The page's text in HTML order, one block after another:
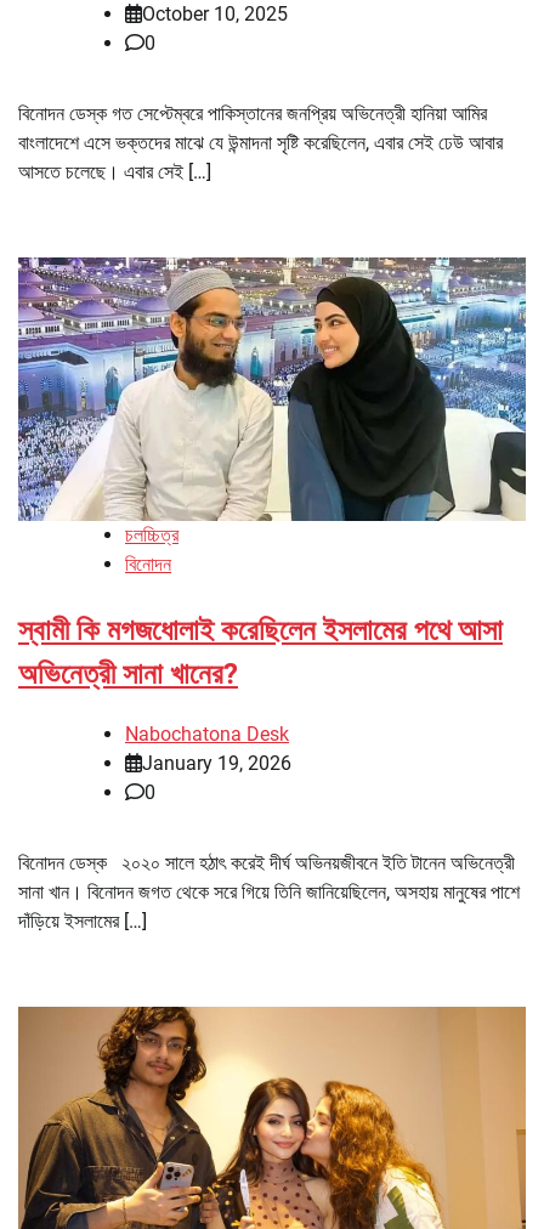
October 10, 2025
0
বিনোদন ডেস্ক গত সেপ্টেম্বরে পাকিস্তানের জনপ্রিয় অভিনেত্রী হানিয়া আমির
বাংলাদেশে এসে ভক্তদের মাঝে যে উন্মাদনা সৃষ্টি করেছিলেন, এবার সেই ঢেউ আবার
আসতে চলেছে। এবার সেই […]
চলচ্চিত্র
বিনোদন
স্বামী কি মগজধোলাই করেছিলেন ইসলামের পথে আসা
অভিনেত্রী সানা খানের?
Nabochatona Desk
January 19, 2026
0
বিনোদন ডেস্ক ২০২০ সালে হঠাৎ করেই দীর্ঘ অভিনয়জীবনে ইতি টানেন অভিনেত্রী
সানা খান। বিনোদন জগত থেকে সরে গিয়ে তিনি জানিয়েছিলেন, অসহায় মানুষের পাশে
দাঁড়িয়ে ইসলামের […]